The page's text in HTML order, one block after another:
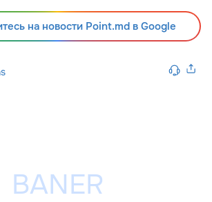
на новости Point.md в Google